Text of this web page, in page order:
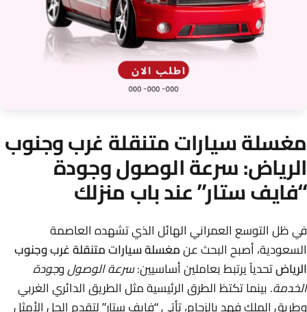
مغسلة سيارات متنقلة غرب وجنوب
الرياض: سرعة الوصول وجودة
“فايف ستار” عند باب منزلك
في ظل التوسع العمراني الهائل الذي تشهده العاصمة
السعودية، أصبح البحث عنمغسلة سيارات متنقلة غرب وجنوب
الرياضتحدياً يرتبط بعاملين أساسيين:سرعة الوصولوجودة
الخدمة. بينما تكتظ الطرق الرئيسية مثل الطريق الدائري الغربي
وطريق الملك فهد بالزحام، تأتي “فايف ستار” لتقدم الحل الأمثل